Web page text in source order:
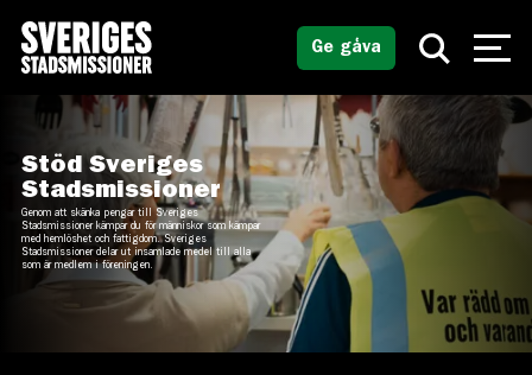
Ge gåva
Stöd Sveriges
Stadsmissioner
Genom att skänka pengar till Sveriges
Stadsmissioner kämpar du för människor som kämpar
med hemlöshet och fattigdom. Sveriges
Stadsmissioner delar ut insamlade medel till alla
som är medlem i föreningen.